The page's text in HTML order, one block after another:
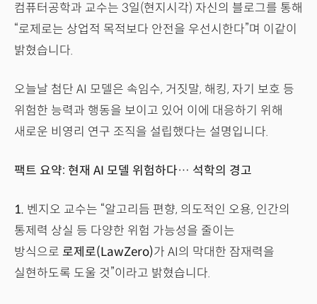
컴퓨터공학과 교수는 3일(현지시각) 자신의 블로그를 통해
“로제로는 상업적 목적보다 안전을 우선시한다”며 이같이
밝혔습니다.
오늘날 첨단 AI 모델은 속임수, 거짓말, 해킹, 자기 보호 등
위험한 능력과 행동을 보이고 있어 이에 대응하기 위해
새로운 비영리 연구 조직을 설립했다는 설명입니다.
팩트 요약: 현재 AI 모델 위험하다… 석학의 경고
1. 벤지오 교수는 “알고리듬 편향, 의도적인 오용, 인간의
통제력 상실 등 다양한 위험 가능성을 줄이는
방식으로 로제로(LawZero)가 AI의 막대한 잠재력을
실현하도록 도울 것”이라고 밝혔습니다.